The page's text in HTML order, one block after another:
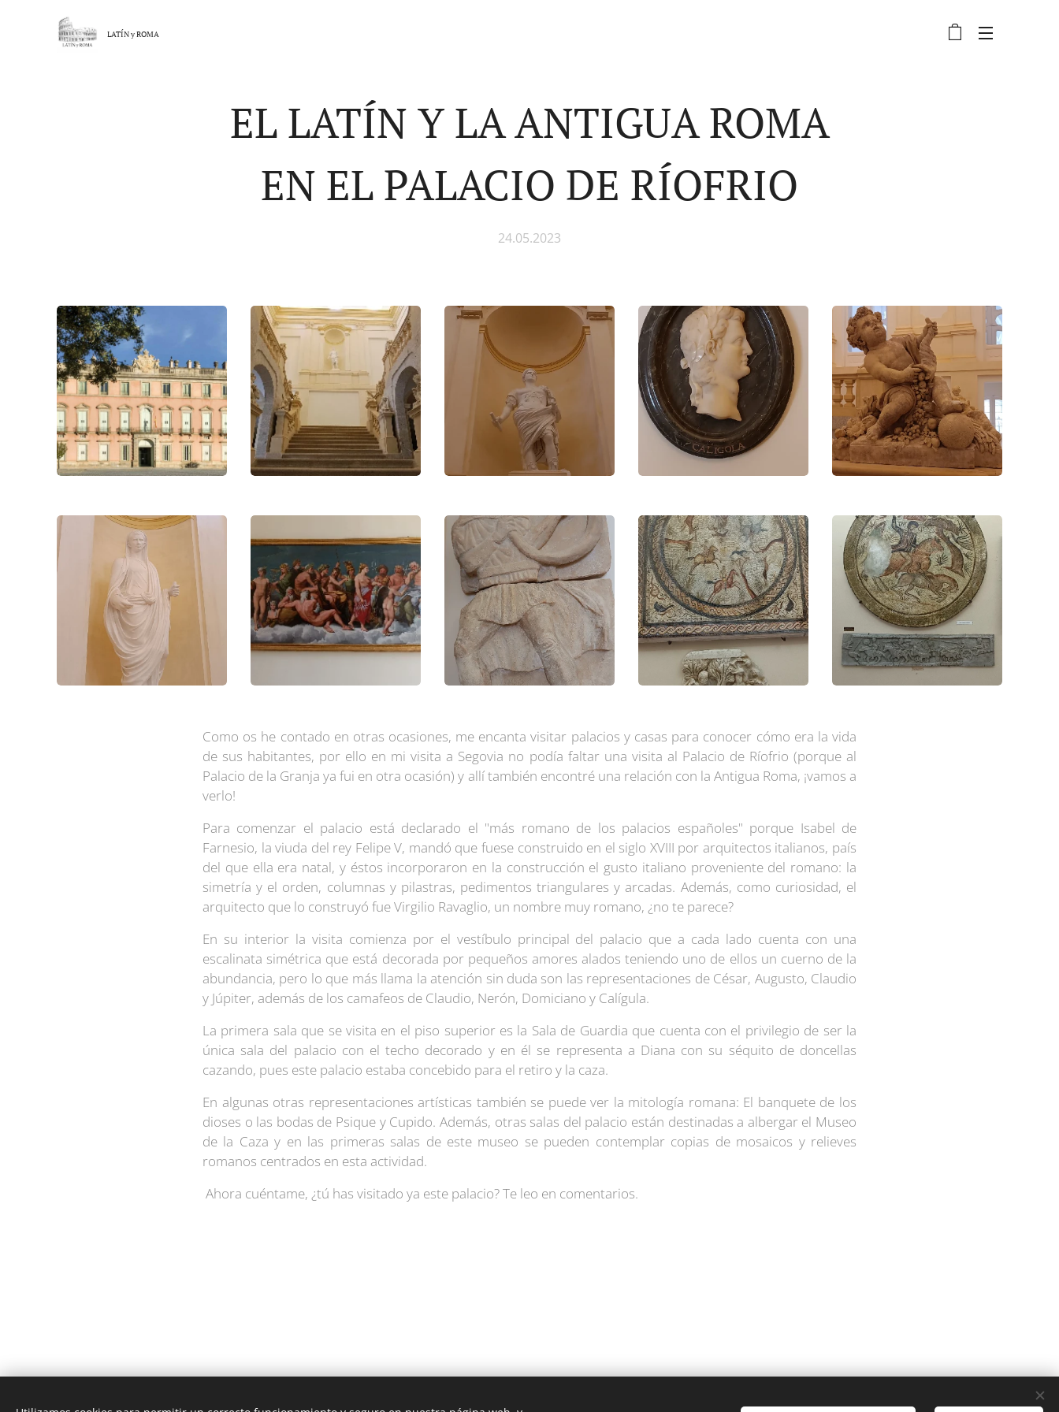
LATÍN yROMA
EL LATÍN Y LA ANTIGUA ROMA
EN EL PALACIO DE RÍOFRIO
24.05.2023
Como os he contado en otras ocasiones, me encanta visitar palacios y casas para conocer cómo era la vida
de sus habitantes, por ello en mi visita a Segovia no podía faltar una visita al Palacio de Ríofrio (porque al
Palacio de la Granja ya fui en otra ocasión) y allí también encontré una relación con la Antigua Roma, ¡vamos a
verlo!
Para comenzar el palacio está declarado el "más romano de los palacios españoles" porque Isabel de
Farnesio, la viuda del rey Felipe V, mandó que fuese construido en el siglo XVIII por arquitectos italianos, país
del que ella era natal, y éstos incorporaron en la construcción el gusto italiano proveniente del romano: la
simetría y el orden, columnas y pilastras, pedimentos triangulares y arcadas. Además, como curiosidad, el
arquitecto que lo construyó fue Virgilio Ravaglio, un nombre muy romano, ¿no te parece?
En su interior la visita comienza por el vestíbulo principal del palacio que a cada lado cuenta con una
escalinata simétrica que está decorada por pequeños amores alados teniendo uno de ellos un cuerno de la
abundancia, pero lo que más llama la atención sin duda son las representaciones de César, Augusto, Claudio
y Júpiter, además de los camafeos de Claudio, Nerón, Domiciano y Calígula.
La primera sala que se visita en el piso superior es la Sala de Guardia que cuenta con el privilegio de ser la
única sala del palacio con el techo decorado y en él se representa a Diana con su séquito de doncellas
cazando, pues este palacio estaba concebido para el retiro y la caza.
En algunas otras representaciones artísticas también se puede ver la mitología romana: El banquete de los
dioses o las bodas de Psique y Cupido. Además, otras salas del palacio están destinadas a albergar el Museo
de la Caza y en las primeras salas de este museo se pueden contemplar copias de mosaicos y relieves
romanos centrados en esta actividad.
Ahora cuéntame, ¿tú has visitado ya este palacio? Te leo en comentarios.